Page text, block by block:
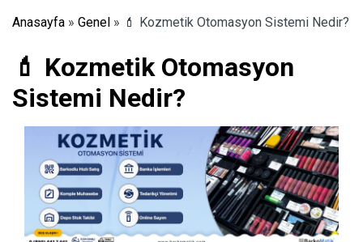
Anasayfa » Genel » 💄 Kozmetik Otomasyon Sistemi Nedir?
💄 Kozmetik Otomasyon
Sistemi Nedir?